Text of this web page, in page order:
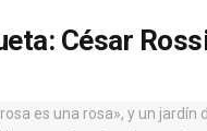
César